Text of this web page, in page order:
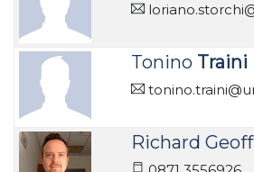
Tonino Traini
Richard